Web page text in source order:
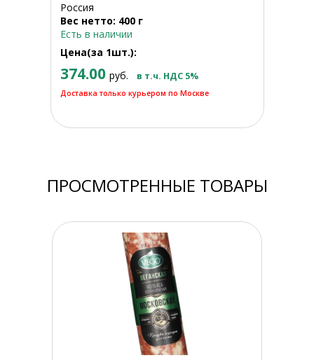
Россия
Вес нетто: 400 г
Есть в наличии
Цена(за 1шт.):
374.00 руб. в т.ч. НДС 5%
Доставка только курьером по Москве
ПРОСМОТРЕННЫЕ ТОВАРЫ